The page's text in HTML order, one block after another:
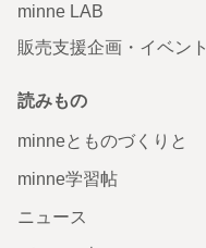
minne LAB
販売支援企画・イベント
読みもの
minneとものづくりと
minne学習帖
ニュース